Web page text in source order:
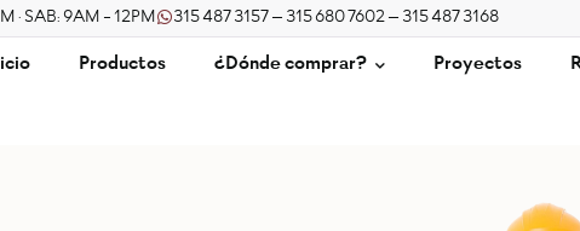
· SAB: 9AM - 12PM 315 487 3157 – 315 680 7602 – 315 487 3168
Productos ¿Dónde comprar? Proyectos